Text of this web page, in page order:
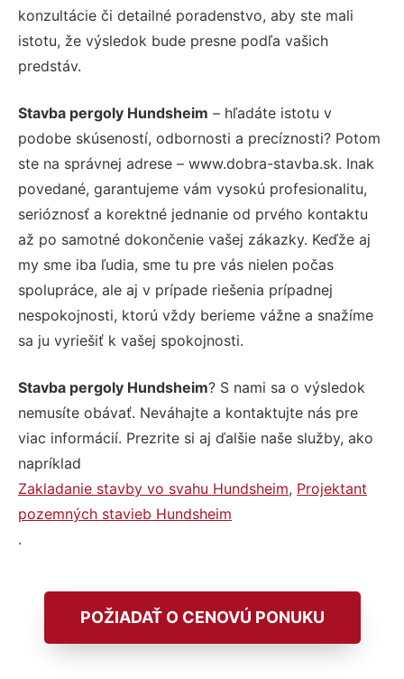
konzultácie či detailné poradenstvo, aby ste mali
istotu, že výsledok bude presne podľa vašich
predstáv.
Stavba pergoly Hundsheim – hľadáte istotu v
podobe skúseností, odbornosti a precíznosti? Potom
ste na správnej adrese – www.dobra-stavba.sk. Inak
povedané, garantujeme vám vysokú profesionalitu,
serióznosť a korektné jednanie od prvého kontaktu
až po samotné dokončenie vašej zákazky. Keďže aj
my sme iba ľudia, sme tu pre vás nielen počas
spolupráce, ale aj v prípade riešenia prípadnej
nespokojnosti, ktorú vždy berieme vážne a snažíme
sa ju vyriešiť k vašej spokojnosti.
Stavba pergoly Hundsheim? S nami sa o výsledok
nemusíte obávať. Neváhajte a kontaktujte nás pre
viac informácií. Prezrite si aj ďalšie naše služby, ako
napríklad
Zakladanie stavby vo svahu Hundsheim, Projektant
pozemných stavieb Hundsheim
.
POŽIADAŤ O CENOVÚ PONUKU